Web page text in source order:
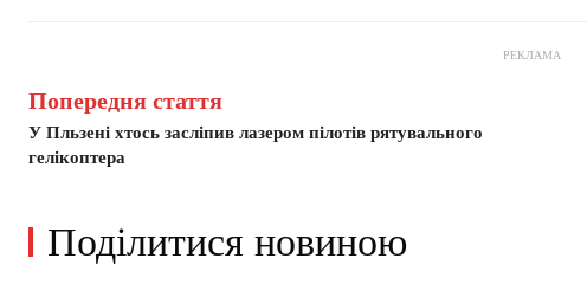
РЕКЛАМА
Попередня стаття
У Пльзені хтось засліпив лазером пілотів рятувального
гелікоптера
Поділитися новиною